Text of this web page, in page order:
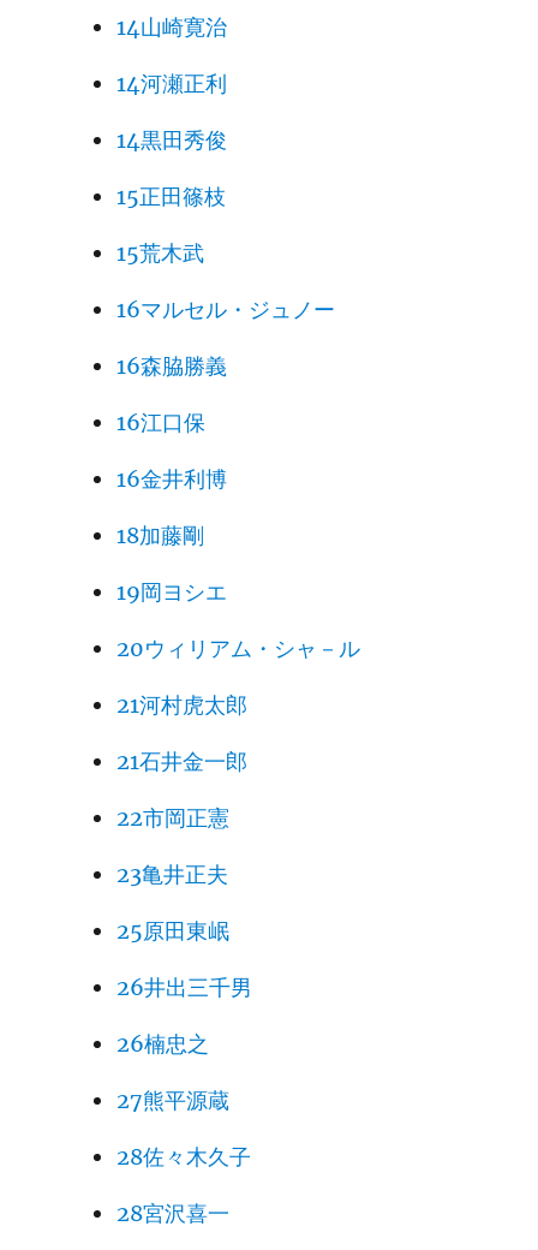
14山崎寛治
14河瀬正利
14黒田秀俊
15正田篠枝
15荒木武
16マルセル・ジュノー
16森脇勝義
16江口保
16金井利博
18加藤剛
19岡ヨシエ
20ウィリアム・シャ－ル
21河村虎太郎
21石井金一郎
22市岡正憲
23亀井正夫
25原田東岷
26井出三千男
26楠忠之
27熊平源蔵
28佐々木久子
28宮沢喜一